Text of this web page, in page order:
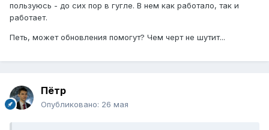
пользуюсь - до сих пор в гугле. В нем как работало, так и
работает.
Петь, может обновления помогут? Чем черт не шутит...
Пётр
Опубликовано: 26 мая